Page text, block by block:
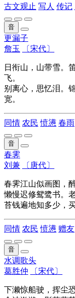
古文观止 写人 传记
音
更漏子
詹玉
〔宋代〕
日衔山，山带雪。
飞。
别离心，思忆泪。
宽。
同情 农民 愤懑 春雨
音
春霁
刘兼
〔唐代〕
春霁江山似画图，
懒慢迟修鸳鹭书。
苔钱遍地知多少，
同情 农民 愤懑 赠友
音
水调歌头
葛胜仲
〔宋代〕
下濑惊船驶，挥尘